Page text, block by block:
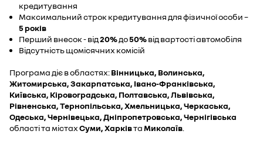
кредитування
Максимальний строк кредитування для фізичної особи –
5 років
Перший внесок - від20%до50%від вартості автомобіля
Відсутність щомісячних комісій
Програма діє в областях:Вінницька, Волинська,
Житомирська, Закарпатська, Івано-Франківська,
Київська, Кіровоградська, Полтавська, Львівська,
Рівненська, Тернопільська, Хмельницька, Черкаська,
Одеська, Чернівецька, Дніпропетровська, Чернігівська
області та містахСуми, ХарківтаМиколаїв